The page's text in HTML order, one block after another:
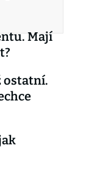
Mají
ostatní.